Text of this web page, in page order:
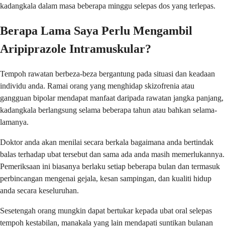
kadangkala dalam masa beberapa minggu selepas dos yang terlepas.
Berapa Lama Saya Perlu Mengambil
Aripiprazole Intramuskular?
Tempoh rawatan berbeza-beza bergantung pada situasi dan keadaan
individu anda. Ramai orang yang menghidap skizofrenia atau
gangguan bipolar mendapat manfaat daripada rawatan jangka panjang,
kadangkala berlangsung selama beberapa tahun atau bahkan selama-
lamanya.
Doktor anda akan menilai secara berkala bagaimana anda bertindak
balas terhadap ubat tersebut dan sama ada anda masih memerlukannya.
Pemeriksaan ini biasanya berlaku setiap beberapa bulan dan termasuk
perbincangan mengenai gejala, kesan sampingan, dan kualiti hidup
anda secara keseluruhan.
Sesetengah orang mungkin dapat bertukar kepada ubat oral selepas
tempoh kestabilan, manakala yang lain mendapati suntikan bulanan